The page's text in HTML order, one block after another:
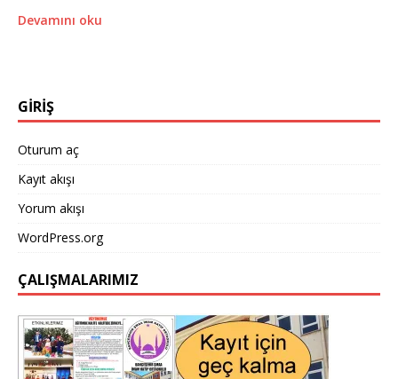
Devamını oku
GİRİŞ
Oturum aç
Kayıt akışı
Yorum akışı
WordPress.org
ÇALIŞMALARIMIZ